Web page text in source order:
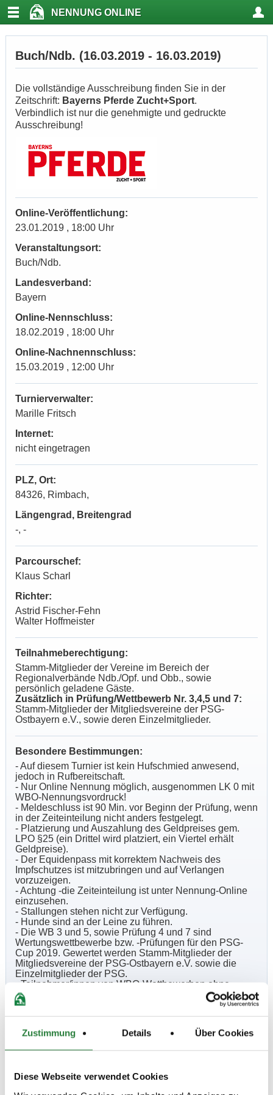
Zustimmung Details Über Cookies
Diese Webseite verwendet Cookies
NENNUNG ONLINE
Buch/Ndb. (16.03.2019 - 16.03.2019)
Die vollständige Ausschreibung finden Sie in der
Zeitschrift: Bayerns Pferde Zucht+Sport.
Verbindlich ist nur die genehmigte und gedruckte
Ausschreibung!
Online-Veröffentlichung:
23.01.2019 , 18:00 Uhr
Veranstaltungsort:
Buch/Ndb.
Landesverband:
Bayern
Online-Nennschluss:
18.02.2019 , 18:00 Uhr
Online-Nachnennschluss:
15.03.2019 , 12:00 Uhr
Turnierverwalter:
Marille Fritsch
Internet:
nicht eingetragen
PLZ, Ort:
84326, Rimbach,
Längengrad, Breitengrad
-, -
Parcourschef:
Klaus Scharl
Richter:
Astrid Fischer-Fehn
Walter Hoffmeister
Teilnahmeberechtigung:
Stamm-Mitglieder der Vereine im Bereich der
Regionalverbände Ndb./Opf. und Obb., sowie
persönlich geladene Gäste.
Zusätzlich in Prüfung/Wettbewerb Nr. 3,4,5 und 7:
Stamm-Mitglieder der Mitgliedsvereine der PSG-
Ostbayern e.V., sowie deren Einzelmitglieder.
Besondere Bestimmungen:
- Auf diesem Turnier ist kein Hufschmied anwesend,
jedoch in Rufbereitschaft.
- Nur Online Nennung möglich, ausgenommen LK 0 mit
WBO-Nennungsvordruck!
- Meldeschluss ist 90 Min. vor Beginn der Prüfung, wenn
in der Zeiteinteilung nicht anders festgelegt.
- Platzierung und Auszahlung des Geldpreises gem.
LPO §25 (ein Drittel wird platziert, ein Viertel erhält
Geldpreise).
- Der Equidenpass mit korrektem Nachweis des
Impfschutzes ist mitzubringen und auf Verlangen
vorzuzeigen.
- Achtung -die Zeiteinteilung ist unter Nennung-Online
einzusehen.
- Stallungen stehen nicht zur Verfügung.
- Hunde sind an der Leine zu führen.
- Die WB 3 und 5, sowie Prüfung 4 und 7 sind
Wertungswettbewerbe bzw. -Prüfungen für den PSG-
Cup 2019. Gewertet werden Stamm-Mitglieder der
Mitgliedsvereine der PSG-Ostbayern e.V. sowie die
Einzelmitglieder der PSG.
- Teilnehmer/innen von WBO-Wettbewerben ohne
Vereinsmitgliedschaft haben mit der Nennung
unaufgefordert den Abschluss einer Unfallversicherung
für den Reiter und einer Tierhaftpflichtversicherung für
- Es gelten die Allgemeinen und Besonderen
Pferd erlaubt, nur Stamm-Mitglieder des Veranstalters